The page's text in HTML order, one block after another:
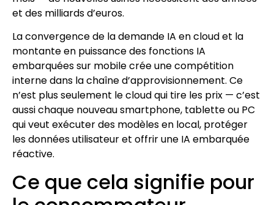
et des milliards d’euros.
La convergence de la demande IA en cloud et la
montante en puissance des fonctions IA
embarquées sur mobile crée une compétition
interne dans la chaîne d’approvisionnement. Ce
n’est plus seulement le cloud qui tire les prix — c’est
aussi chaque nouveau smartphone, tablette ou PC
qui veut exécuter des modèles en local, protéger
les données utilisateur et offrir une IA embarquée
réactive.
Ce que cela signifie pour